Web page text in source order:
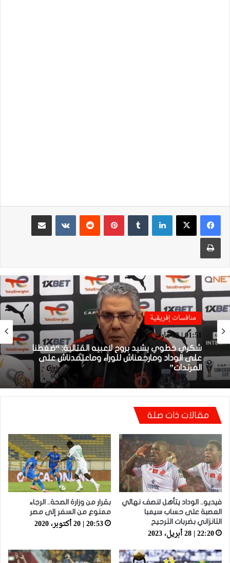
لينكدإن بينتيريست
مشاركة عبر البريد
طباعة
منافسات إفريقية
01:51 | 23 مارس، 2026
شكري خطوي يشيد بروح لاعبيه القتالية: “ضغطنا
على الوداد ومارجعناش للوراء وماعتمدناش على
منافسات إفريقية
01:38 | 23 مارس، 2026
بعد الإقصاء من كأس “الكاف”.. أيت منا يقيل
بنهاشم
مقالات ذات صلة
فيديو.. الوداد يتأهل لنصف نهائي
العصبة على حساب سيمبا
التانزاني بضربات الترجيح
22:20 | 28 أبريل، 2023
بقرار من وزارة الصحة.. الرجاء
ممنوع من السفر إلى مصر
20:53 | 20 أكتوبر، 2020